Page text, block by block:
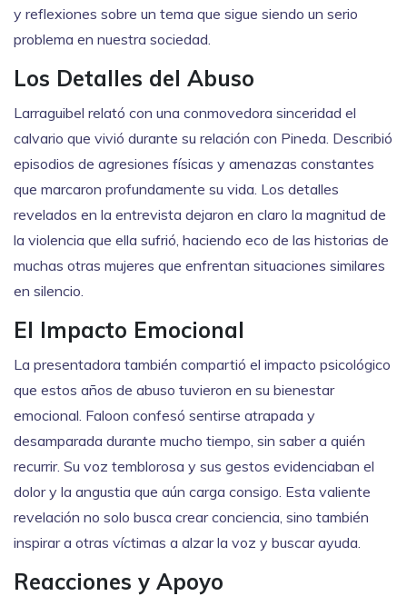
y reflexiones sobre un tema que sigue siendo un serio
problema en nuestra sociedad.
Los Detalles del Abuso
Larraguibel relató con una conmovedora sinceridad el
calvario que vivió durante su relación con Pineda. Describió
episodios de agresiones físicas y amenazas constantes
que marcaron profundamente su vida. Los detalles
revelados en la entrevista dejaron en claro la magnitud de
la violencia que ella sufrió, haciendo eco de las historias de
muchas otras mujeres que enfrentan situaciones similares
en silencio.
El Impacto Emocional
La presentadora también compartió el impacto psicológico
que estos años de abuso tuvieron en su bienestar
emocional. Faloon confesó sentirse atrapada y
desamparada durante mucho tiempo, sin saber a quién
recurrir. Su voz temblorosa y sus gestos evidenciaban el
dolor y la angustia que aún carga consigo. Esta valiente
revelación no solo busca crear conciencia, sino también
inspirar a otras víctimas a alzar la voz y buscar ayuda.
Reacciones y Apoyo